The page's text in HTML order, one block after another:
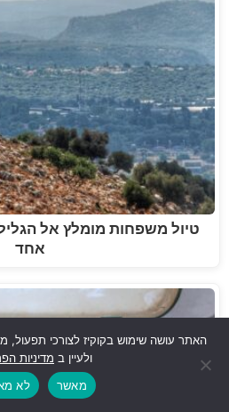
טיול משפחות מומלץ אל הגליל
אחד
האתר עושה שימוש בקוקיז לצורכי תפעול,
ולעיין ב מדיניות
מאשר
לא